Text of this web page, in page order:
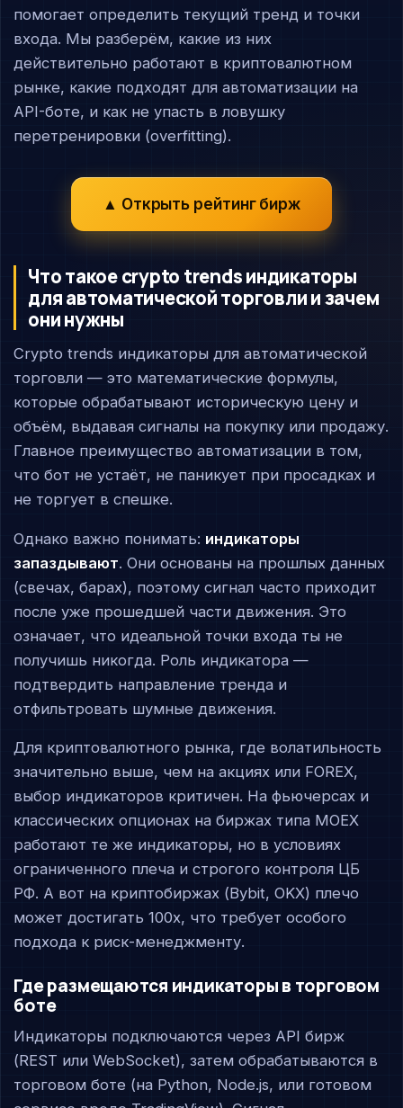
помогает определить текущий тренд и точки
входа. Мы разберём, какие из них
действительно работают в криптовалютном
рынке, какие подходят для автоматизации на
API-боте, и как не упасть в ловушку
перетренировки (overfitting).
▲ Открыть рейтинг бирж
Что такое crypto trends индикаторы
для автоматической торговли и зачем
они нужны
Crypto trends индикаторы для автоматической
торговли — это математические формулы,
которые обрабатывают историческую цену и
объём, выдавая сигналы на покупку или продажу.
Главное преимущество автоматизации в том,
что бот не устаёт, не паникует при просадках и
не торгует в спешке.
Однако важно понимать: индикаторы
запаздывают. Они основаны на прошлых данных
(свечах, барах), поэтому сигнал часто приходит
после уже прошедшей части движения. Это
означает, что идеальной точки входа ты не
получишь никогда. Роль индикатора —
подтвердить направление тренда и
отфильтровать шумные движения.
Для криптовалютного рынка, где волатильность
значительно выше, чем на акциях или FOREX,
выбор индикаторов критичен. На фьючерсах и
классических опционах на биржах типа MOEX
работают те же индикаторы, но в условиях
ограниченного плеча и строгого контроля ЦБ
РФ. А вот на криптобиржах (Bybit, OKX) плечо
может достигать 100x, что требует особого
подхода к риск-менеджменту.
Где размещаются индикаторы в торговом
боте
Индикаторы подключаются через API бирж
(REST или WebSocket), затем обрабатываются в
торговом боте (на Python, Node.js, или готовом